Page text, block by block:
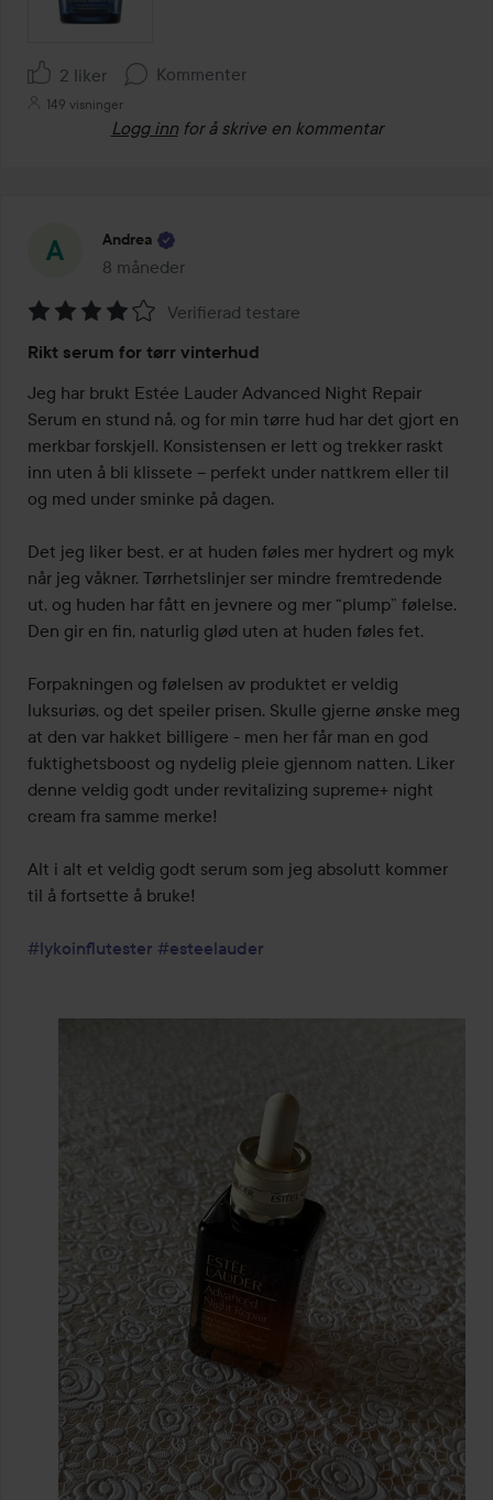
2 liker Kommenter
149 visninger
Logg inn for å skrive en kommentar
Andrea
8 måneder
Innlegget ble opprettet 8 måneder
4
av
5
Verifierad testare
Rikt serum for tørr vinterhud
Jeg har brukt Estée Lauder Advanced Night Repair
Serum en stund nå, og for min tørre hud har det gjort en
merkbar forskjell. Konsistensen er lett og trekker raskt
inn uten å bli klissete – perfekt under nattkrem eller til
og med under sminke på dagen.
Det jeg liker best, er at huden føles mer hydrert og myk
når jeg våkner. Tørrhetslinjer ser mindre fremtredende
ut, og huden har fått en jevnere og mer “plump” følelse.
Den gir en fin, naturlig glød uten at huden føles fet.
Forpakningen og følelsen av produktet er veldig
luksuriøs, og det speiler prisen. Skulle gjerne ønske meg
at den var hakket billigere - men her får man en god
fuktighetsboost og nydelig pleie gjennom natten. Liker
denne veldig godt under revitalizing supreme+ night
cream fra samme merke!
Alt i alt et veldig godt serum som jeg absolutt kommer
til å fortsette å bruke!
#lykoinflutester #esteelauder